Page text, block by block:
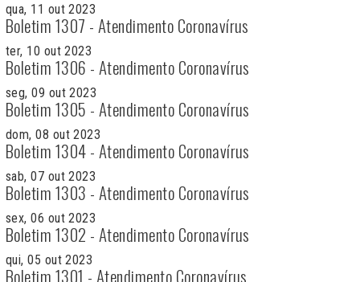
qua, 11 out 2023
Boletim 1307 - Atendimento Coronavírus
ter, 10 out 2023
Boletim 1306 - Atendimento Coronavírus
seg, 09 out 2023
Boletim 1305 - Atendimento Coronavírus
dom, 08 out 2023
Boletim 1304 - Atendimento Coronavírus
sab, 07 out 2023
Boletim 1303 - Atendimento Coronavírus
sex, 06 out 2023
Boletim 1302 - Atendimento Coronavírus
qui, 05 out 2023
Boletim 1301 - Atendimento Coronavírus